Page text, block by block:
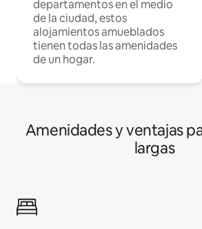
departamentos en el medio
de la ciudad, estos
alojamientos amueblados
tienen todas las amenidades
de un hogar.
Amenidades y ventajas
largas